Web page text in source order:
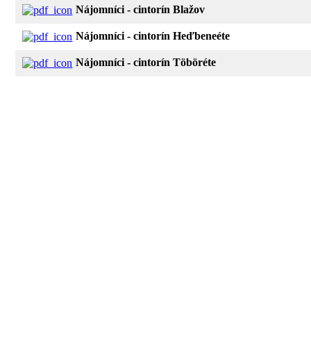
Nájomníci - cintorín Blažov
Nájomníci - cintorín Heďbeneéte
Nájomníci - cintorín Töböréte